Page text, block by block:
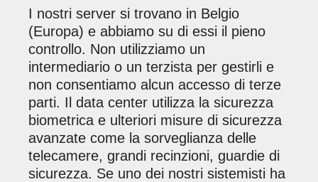
I nostri server si trovano in Belgio
(Europa) e abbiamo su di essi il pieno
controllo. Non utilizziamo un
intermediario o un terzista per gestirli e
non consentiamo alcun accesso di terze
parti. Il data center utilizza la sicurezza
biometrica e ulteriori misure di sicurezza
avanzate come la sorveglianza delle
telecamere, grandi recinzioni, guardie di
sicurezza. Se uno dei nostri sistemisti ha